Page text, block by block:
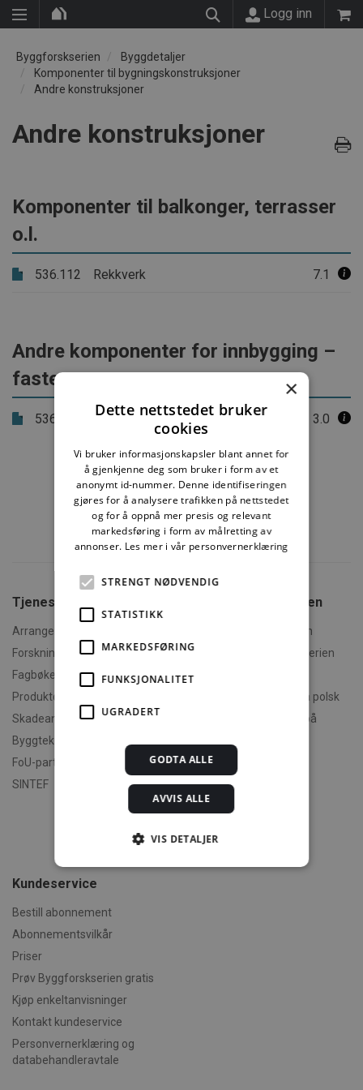
Logg inn
Byggforskserien
Byggdetaljer
Komponenter til bygningskonstruksjoner
Andre konstruksjoner
Andre konstruksjoner
Komponenter til balkonger, terrasser
o.l.
536.112 Rekkverk 7.1
Andre komponenter for innbygging –
faste
536.215
Ytterveggsventiler -
lydisolasjonsegenskaper
3.0
Tjenester fra SINTEF
Arrangementer og kurs
Forskningsrapporter
Fagbøker og nettkurs
Produktdokumentasjon
Skadeanalyse
Byggteknisk spesialrådgivning
FoU-partner
SINTEF
Om Byggforskserien
Hva er Byggforskserien
Finn fram i Byggforskserien
Om Min side
Polski - informasjon på polsk
English - informasjon på
Om byggereglene
Humorforvaltning
Klikk og finn
Om TEK-sjekk
Kundeservice
Bestill abonnement
Abonnementsvilkår
Priser
Prøv Byggforskserien gratis
Kjøp enkeltanvisninger
Kontakt kundeservice
Personvernerklæring og
databehandleravtale
×
Dette nettstedet bruker
cookies
Vi bruker informasjonskapsler blant annet for
å gjenkjenne deg som bruker i form av et
anonymt id-nummer. Denne identifiseringen
gjøres for å analysere trafikken på nettstedet
og for å oppnå mer presis og relevant
markedsføring i form av målretting av
annonser. Les mer i vår personvernerklæring
STRENGT NØDVENDIG
STATISTIKK
MARKEDSFØRING
FUNKSJONALITET
UGRADERT
GODTA ALLE
AVVIS ALLE
VIS DETALJER
Strengt nødvendige informasjonskapsler tillater
kjernefunksjoner på nettstedet, som
brukerinnlogging og kontoadministrasjon.
Nettstedet kan ikke brukes riktig uten strengt
nødvendige informasjonskapsler.
Navn